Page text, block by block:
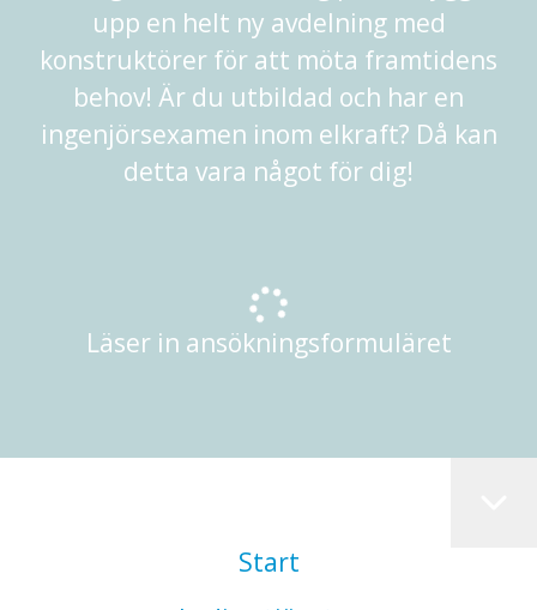
upp en helt ny avdelning med
konstruktörer för att möta framtidens
behov! Är du utbildad och har en
ingenjörsexamen inom elkraft? Då kan
detta vara något för dig!
Läser in ansökningsformuläret
Start